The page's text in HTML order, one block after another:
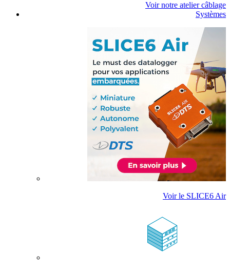
Voir notre atelier câblage
Systèmes
Voir le SLICE6 Air